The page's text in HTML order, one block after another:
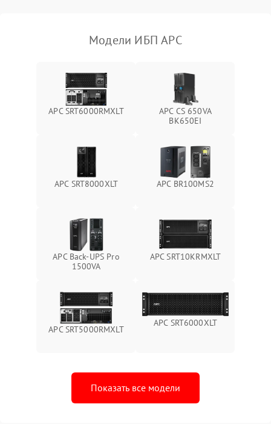
Неисправность системы
стабилизации
Подробнее →
Неисправность системы
1500 ₽ Подробнее →
Повреждение внутренних
Подробнее →
Неисправность системы
Поломка системы защиты
от перегрузок
1000 ₽ Подробнее →
Повреждение системы
защиты от перегрева
Модели ИБП APC
APC SRT6000RMXLT
APC CS 650VA
BK650EI
APC SRT8000XLT APC BR100MS2
APC Back-UPS Pro
1500VA
APC SRT10KRMXLT
APC SRT5000RMXLT
APC SRT6000XLT
Показать все модели